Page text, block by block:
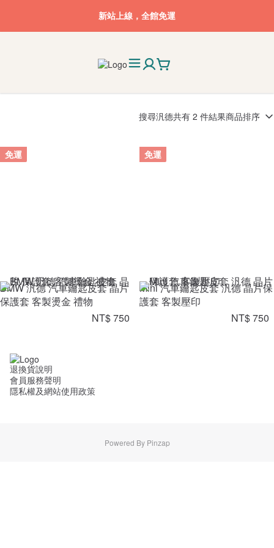
新站上線，全館免運
搜尋汎德共有 2 件結果商品排序
免運
BMW 汎德 汽車鑰匙皮套 晶片
保護套 客製燙金 禮物
NT$ 750
免運
Mini 汽車鑰匙皮套 汎德 晶片保
護套 客製壓印
NT$ 750
退換貨說明
會員服務聲明
隱私權及網站使用政策
Powered By Pinzap